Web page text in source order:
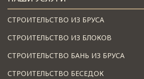
СТРОИТЕЛЬСТВО ИЗ БРУСА
СТРОИТЕЛЬСТВО ИЗ БЛОКОВ
СТРОИТЕЛЬСТВО БАНЬ ИЗ БРУСА
СТРОИТЕЛЬСТВО БЕСЕДОК